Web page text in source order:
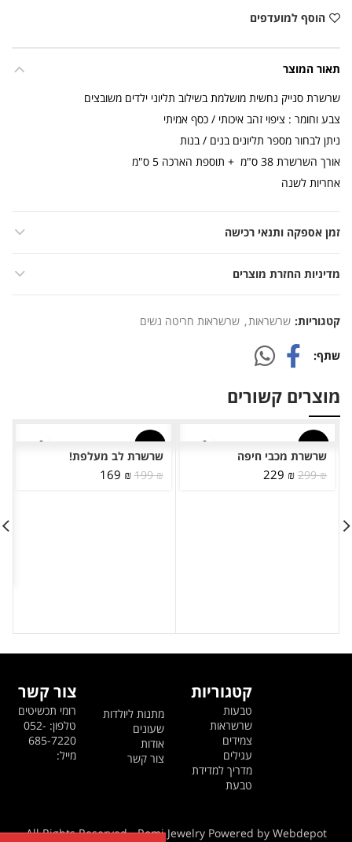
הוסף למועדפים
תאור המוצר
שרשרת סנייק נחשית מושלמת בשילוב תליוני ילדים משובצים
צבע וחומר : ציפוי זהב איכותי / כסף אמיתי
ניתן לבחור מספר תליונים בנים / בנות
אורך השרשרת 38 ס"מ + תוספת הארכה 5 ס"מ
אחריות לשנה
זמן אספקה ותנאי רכישה
מדיניות החזרת מוצרים
קטגוריות: שרשראות, שרשראות חריטה נשים
שתף
מוצרים קשורים
שרשרת מכבי חיפה
299₪
המחיר
229 ₪
שרשרת לב מעלפת!
199₪
המחיר
169 ₪
צור קשר
רומי תכשיטים
טלפון: 052-
685-7220
מייל:
מתנות ליולדות
שעונים
אודות
צור קשר
קטגוריות
טבעות
שרשראות
צמידים
עגילים
מדריך למדידת
טבעת
All Rights Reserved - Romi Jewelry Powered by Webdepot